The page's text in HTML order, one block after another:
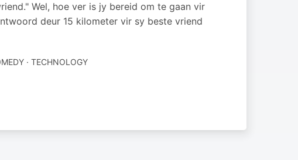
Wel, hoe ver is jy bereid om te gaan vir
deur 15 kilometer vir sy beste vriend
· TECHNOLOGY